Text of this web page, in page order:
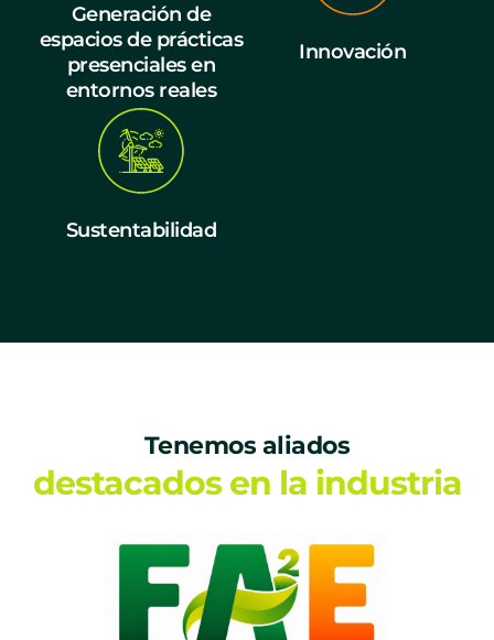
Generación de
espacios de prácticas
presenciales en
entornos reales
Innovación
Sustentabilidad
Tenemos aliados
destacados en la industria